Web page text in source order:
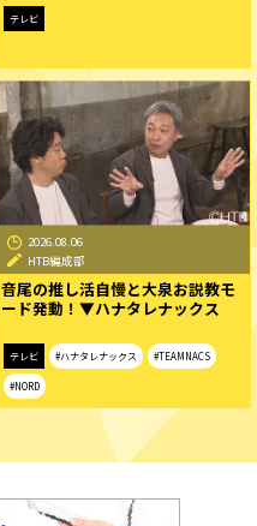
テレビ
2026.08.06
HTB編成部
音尾の推し活自慢と大泉お説教モ
ード発動！▼ハナタレナックス
テレビ #ハナタレナックス #TEAMNACS
#NORD